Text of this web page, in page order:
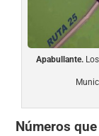
Apabullante.
Números